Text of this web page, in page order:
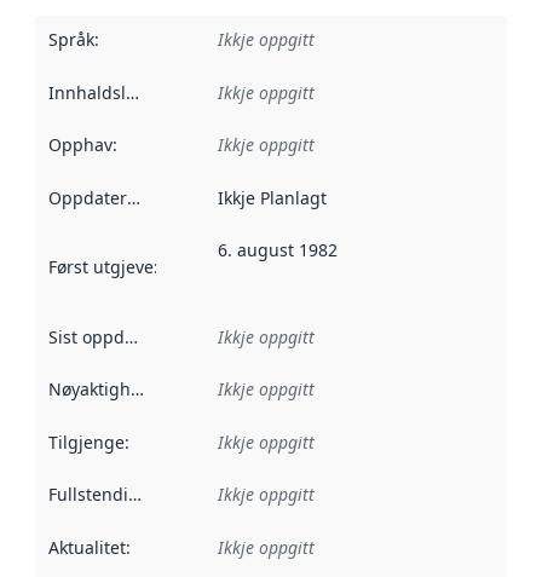
Språk: Ikkje oppgitt
Innhaldsleverandørar :
Ikkje oppgitt
Opphav: Ikkje oppgitt
Oppdateringsfrekvens :
Ikkje Planlagt
Først utgjeve: Denne datoen seier når dataa i dette
6. august 1982
Sist oppdatert Ikkje oppgitt
Nøyaktigheit Ikkje oppgitt
Tilgjenge: Ikkje oppgitt
Fullstendigheit Ikkje oppgitt
Aktualitet: Ikkje oppgitt